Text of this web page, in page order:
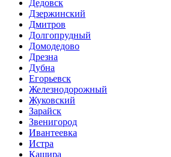
Дедовск
Дзержинский
Дмитров
Долгопрудный
Домодедово
Дрезна
Дубна
Егорьевск
Железнодорожный
Жуковский
Зарайск
Звенигород
Ивантеевка
Истра
Кашира